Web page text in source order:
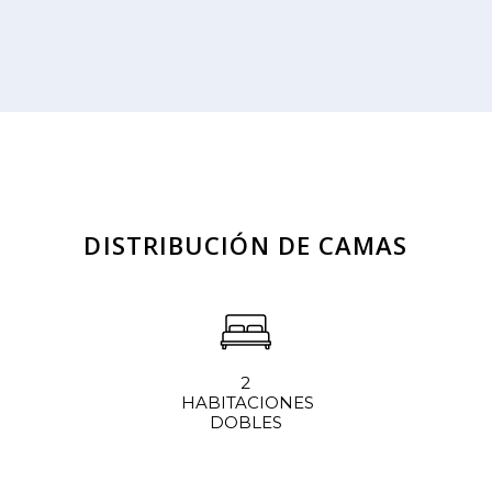
DISTRIBUCIÓN DE CAMAS
2
HABITACIONES
DOBLES